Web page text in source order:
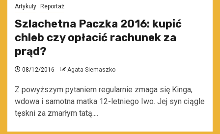
Artykuły Reportaż
Szlachetna Paczka 2016: kupić
chleb czy opłacić rachunek za
prąd?
08/12/2016 Agata Siemaszko
Z powyższym pytaniem regularnie zmaga się Kinga,
wdowa i samotna matka 12-letniego Iwo. Jej syn ciągle
tęskni za zmarłym tatą....